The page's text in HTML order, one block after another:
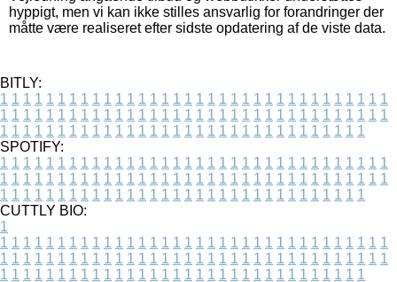
hyppigt, men vi kan ikke stilles ansvarlig for forandringer der
måtte være realiseret efter sidste opdatering af de viste data.
BITLY:
1 1 1 1 1 1 1 1 1 1 1 1 1 1 1 1 1 1 1 1 1 1 1 1 1 1 1 1 1 1 1 1 1 1
1 1 1 1 1 1 1 1 1 1 1 1 1 1 1 1 1 1 1 1 1 1 1 1 1 1 1 1 1 1 1 1 1 1
1 1 1 1 1 1 1 1 1 1 1 1 1 1 1 1 1 1 1 1 1 1 1 1 1 1 1 1 1 1 1 1
SPOTIFY:
1 1 1 1 1 1 1 1 1 1 1 1 1 1 1 1 1 1 1 1 1 1 1 1 1 1 1 1 1 1 1 1 1 1
1 1 1 1 1 1 1 1 1 1 1 1 1 1 1 1 1 1 1 1 1 1 1 1 1 1 1 1 1 1 1 1 1 1
1 1 1 1 1 1 1 1 1 1 1 1 1 1 1 1 1 1 1 1 1 1 1 1 1 1 1 1 1 1 1 1
CUTTLY BIO:
1
1 1 1 1 1 1 1 1 1 1 1 1 1 1 1 1 1 1 1 1 1 1 1 1 1 1 1 1 1 1 1 1 1 1
1 1 1 1 1 1 1 1 1 1 1 1 1 1 1 1 1 1 1 1 1 1 1 1 1 1 1 1 1 1 1 1 1 1
1 1 1 1 1 1 1 1 1 1 1 1 1 1 1 1 1 1 1 1 1 1 1 1 1 1 1 1 1 1 1 1